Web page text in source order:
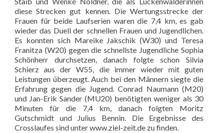
diese Strecken gut kennen. Die Wertungsstrecke der
Frauen für beide Laufserien waren die 7,4 km, es gab
wieder das Duell der schnellen Frauen und Jugendlichen.
Es konnten sich Mareike Jakschik (W30) und Teresa
Franitza (W20) gegen die schnellste Jugendliche Sophia
Schönherr durchsetzen, danach folgte schon Silvia
Schierz aus der W55, die immer wieder mit guten
Leistungen überzeugt. Auch bei den Männern siegte die
Erfahrung gegen die Jugend. Conrad Naumann (M20)
und Jan-Erik Sander (MU20) benötigten weniger als 30
Minuten für die 7,4 km, danach folgten Moritz
Gutschmidt und Julius Bennin. Die Ergebnisse des
Crosslaufes sind unter www.ziel-zeit.de zu finden.